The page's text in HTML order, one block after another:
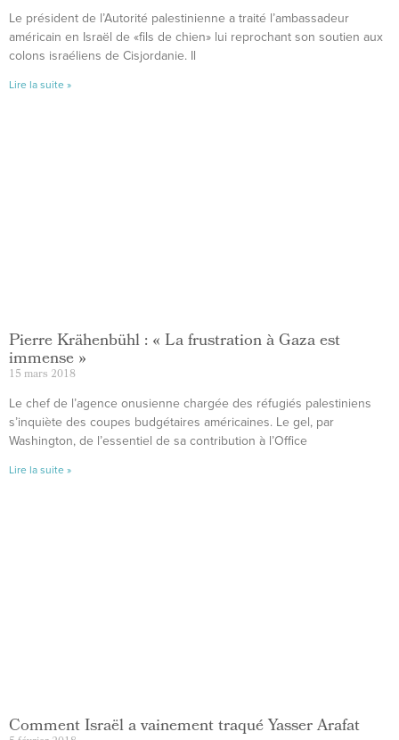
Le président de l’Autorité palestinienne a traité l’ambassadeur
américain en Israël de «fils de chien» lui reprochant son soutien aux
colons israéliens de Cisjordanie. Il
Lire la suite »
Pierre Krähenbühl : « La frustration à Gaza est
immense »
15 mars 2018
Le chef de l’agence onusienne chargée des réfugiés palestiniens
s’inquiète des coupes budgétaires américaines. Le gel, par
Washington, de l’essentiel de sa contribution à l’Office
Lire la suite »
Comment Israël a vainement traqué Yasser Arafat